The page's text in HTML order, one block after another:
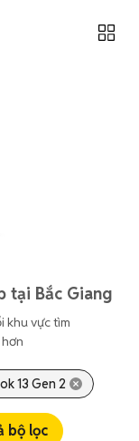
tại Bắc Giang
khu vực tìm
13 Gen 2
bộ lọc